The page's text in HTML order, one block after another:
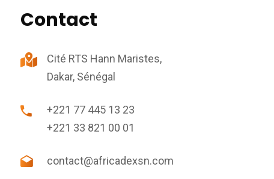
Contact
Cité RTS Hann Maristes,
Dakar, Sénégal
+221 77 445 13 23
+221 33 821 00 01
contact@africadexsn.com